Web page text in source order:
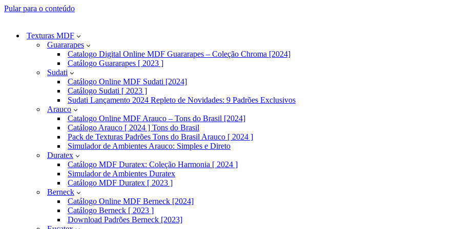
Pular para o conteúdo
Texturas MDF
Guararapes
Catalogo Digital Online MDF Guararapes – Coleção Chroma [2024]
Catálogo Guararapes [ 2023 ]
Sudati
Catálogo Online MDF Sudati [2024]
Catálogo Sudati [ 2023 ]
Sudati Lançamento 2024 Repleto de Novidades: 9 Padrões Exclusivos
Arauco
Catalogo Online MDF Arauco – Tons do Brasil [2024]
Catálogo Arauco [ 2024 ] Tons do Brasil
Pack de Texturas Padrões Tons do Brasil Arauco [ 2024 ]
Simulador de Ambientes Arauco: Simples e Direto
Duratex
Catálogo MDF Duratex: Coleção Harmonia [ 2024 ]
Simulador de Ambientes Duratex
Catálogo MDF Duratex [ 2023 ]
Berneck
Catálogo Online MDF Berneck [2024]
Catálogo Berneck [ 2023 ]
Download Padrões Berneck [2023]